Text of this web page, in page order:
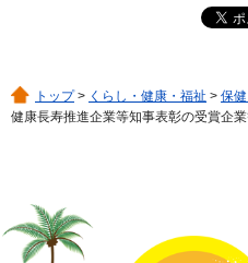
トップ> くらし・健康・福祉 > 保
健康長寿推進企業等知事表彰の受賞企